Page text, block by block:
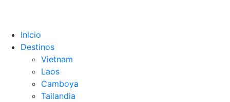
Inicio
Destinos
Vietnam
Laos
Camboya
Tailandia